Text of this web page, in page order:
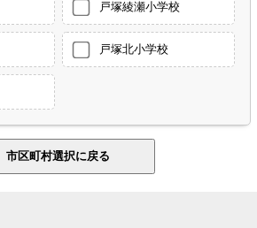
戸塚綾瀬小学校
戸塚北小学校